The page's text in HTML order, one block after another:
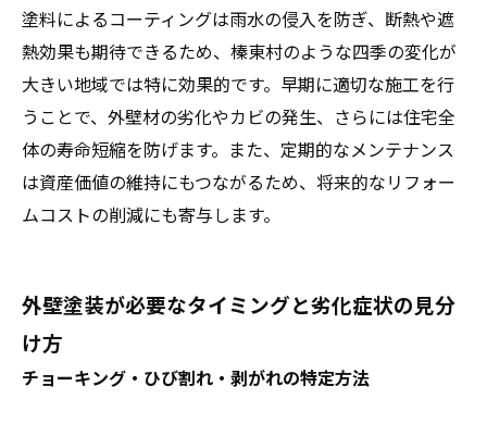
塗料によるコーティングは雨水の侵入を防ぎ、断熱や遮
熱効果も期待できるため、榛東村のような四季の変化が
大きい地域では特に効果的です。早期に適切な施工を行
うことで、外壁材の劣化やカビの発生、さらには住宅全
体の寿命短縮を防げます。また、定期的なメンテナンス
は資産価値の維持にもつながるため、将来的なリフォー
ムコストの削減にも寄与します。
外壁塗装が必要なタイミングと劣化症状の見分
け方
チョーキング・ひび割れ・剥がれの特定方法